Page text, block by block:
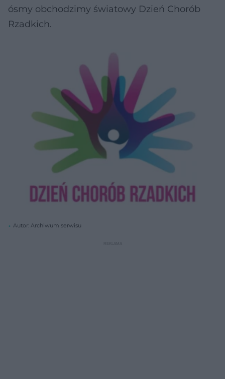
ósmy obchodzimy światowy Dzień Chorób
Rzadkich.
Autor: Archiwum serwisu